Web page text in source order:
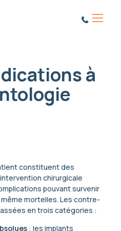
Menu
à
constituent des
chirurgicale
pouvant survenir
mortelles. Les contre-
en trois catégories :
: les implants